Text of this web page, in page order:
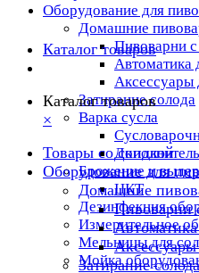
Оборудование для
Домашние
Пивоварни
Автоматика
Аксессуары
Затирание солода
Варка сусла
Брожение и
ЦКТ
Дезинфекция
Измерительное
Мельницы для
Мойка
Каталог товаров
Каталог товаров
×
Товары со скидкой
Оборудование для
Домашние
Пивоварни
Затирание солода